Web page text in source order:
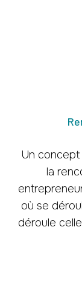
Un concept
la
où se
déroule